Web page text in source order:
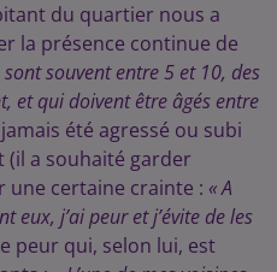
du quartier nous a
la présence continue de
sont souvent entre 5 et 10, des
et qui doivent être âgés entre
jamais été agressé ou subi
(il a souhaité garder
une certaine crainte : « A
eux, j’ai peur et j’évite de les
peur qui, selon lui, est